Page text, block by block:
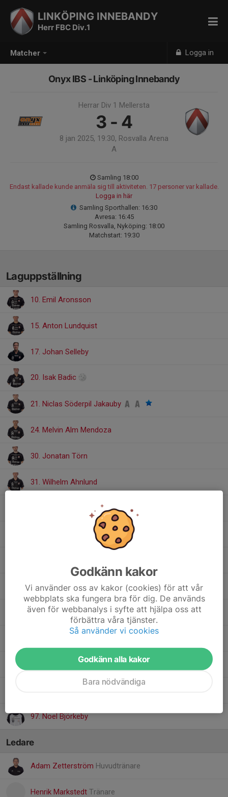
Matcher Logga in
LINKÖPING INNEBANDY
Herr FBC Div.1
Onyx IBS - Linköping Innebandy
Herrar Div 1 Mellersta
3 - 4
8 jan 2025, 19:30, Rosvalla Arena
A
Samling 18:00
Endast kallade kunde anmäla sig till aktiviteten. 17 personer var kallade.
Logga in här
Samling Sporthallen: 16:30
Avresa: 16:45
Samling Rosvalla, Nyköping: 18:00
Matchstart: 19:30
Laguppställning
10. Emil Aronsson
15. Anton Lundquist
17. Johan Selleby
20. Isak Badic
21. Niclas Söderpil Jakauby
24. Melvin Alm Mendoza
30. Jonatan Törn
31. Wilhelm Ahnlund
44. Ludvig Johansson
70. Abel Benkö
92. Lukas Persson
97. Noel Björkeby
Ledare
Adam Zetterström Huvudtränare
Henrik Markstedt Tränare
Godkänn kakor
Vi använder oss av kakor (cookies) för att vår
webbplats ska fungera bra för dig. De används
även för webbanalys i syfte att hjälpa oss att
förbättra våra tjänster.
Så använder vi cookies
Godkänn alla kakor
Bara nödvändiga